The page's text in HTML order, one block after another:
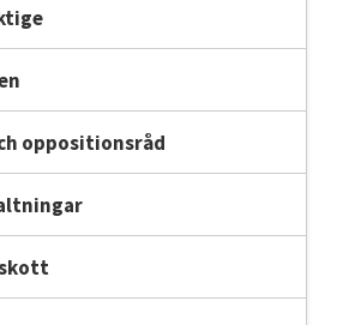
oppositionsråd